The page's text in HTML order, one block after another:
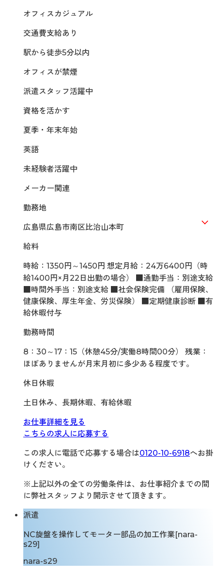
オフィスカジュアル
交通費支給あり
駅から徒歩5分以内
オフィスが禁煙
派遣スタッフ活躍中
資格を活かす
夏季・年末年始
英語
未経験者活躍中
メーカー関連
勤務地
広島県広島市南区比治山本町
給料
時給：1350円～1450円 想定月給：24万6400円（時
給1400円×月22日出勤の場合） ■通勤手当：別途支給
■時間外手当：別途支給 ■社会保険完備 （雇用保険、
健康保険、厚生年金、労災保険） ■定期健康診断 ■有
給休暇付与
勤務時間
8：30～17：15（休憩45分/実働8時間00分） 残業：
ほぼありませんが月末月初に多少ある程度です。
休日休暇
土日休み、長期休暇、有給休暇
お仕事詳細を見る
こちらの求人に応募する
この求人に電話で応募する場合は0120-10-6918へお掛
けください。
※上記以外の全ての労働条件は、お仕事紹介までの間
に弊社スタッフより開示させて頂きます。
派遣
NC旋盤を操作してモーター部品の加工作業[nara-
s29]
nara-s29